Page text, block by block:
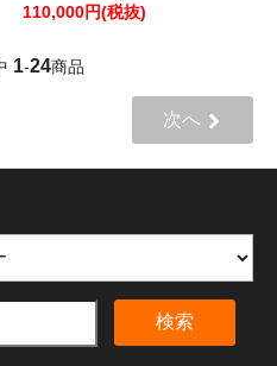
110,000円(税抜)
1-24商品
次へ
検索